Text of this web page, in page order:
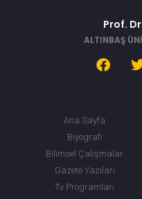
Prof.
ALTINBAŞ
Ana Sayfa
Biyografi
Bilimsel Çalışmalar
Gazete Yazıları
Tv Programları